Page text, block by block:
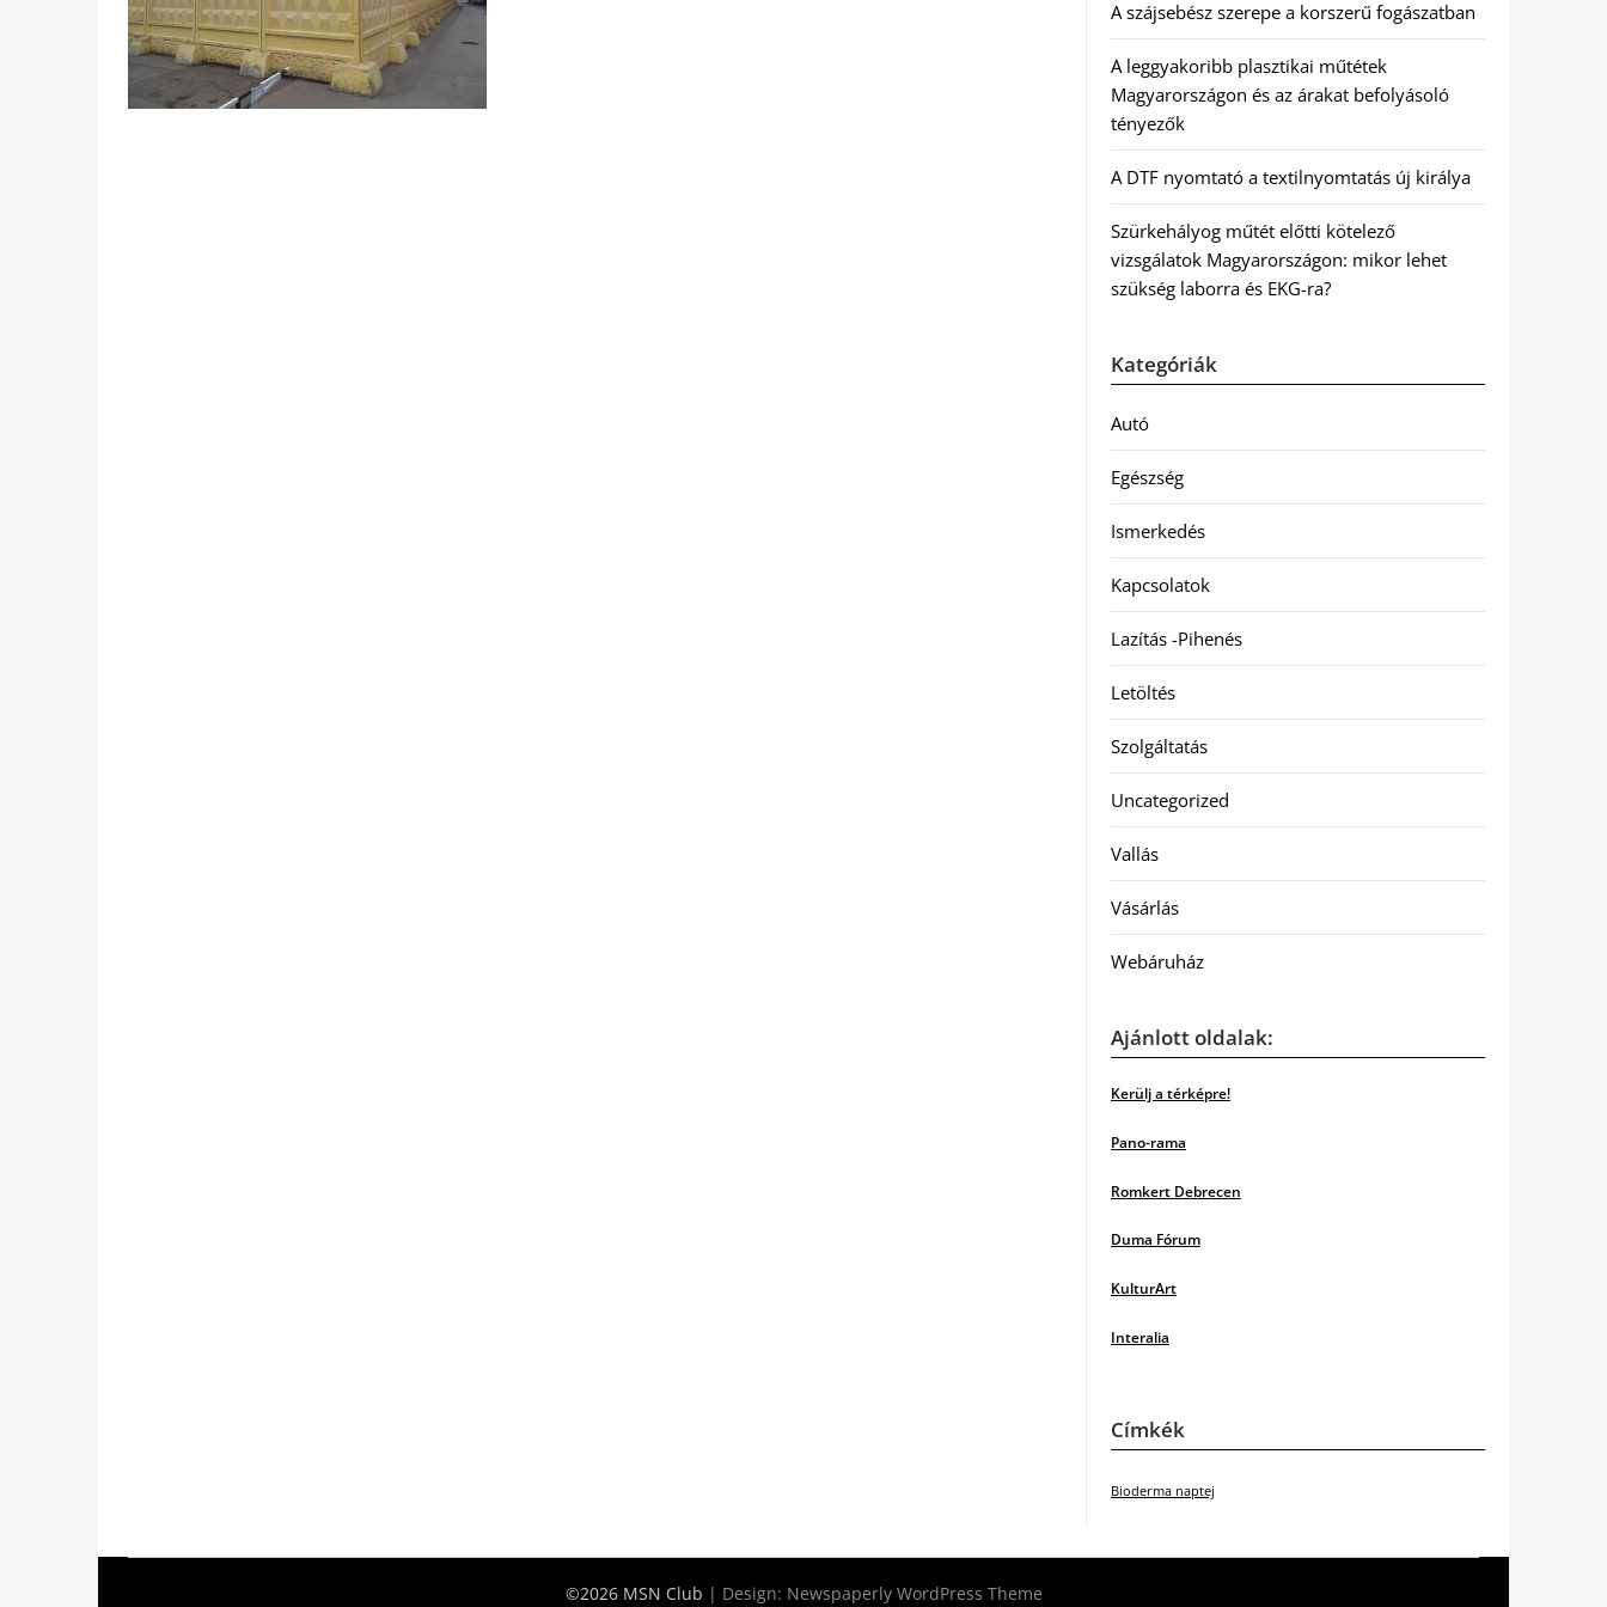
A szájsebész szerepe a korszerű fogászatban
A leggyakoribb plasztikai műtétek
Magyarországon és az árakat befolyásoló
tényezők
A DTF nyomtató a textilnyomtatás új királya
Szürkehályog műtét előtti kötelező
vizsgálatok Magyarországon: mikor lehet
szükség laborra és EKG-ra?
Kategóriák
Autó
Egészség
Ismerkedés
Kapcsolatok
Lazítás -Pihenés
Letöltés
Szolgáltatás
Uncategorized
Vallás
Vásárlás
Webáruház
Ajánlott oldalak:
Kerülj a térképre!
Pano-rama
Romkert Debrecen
Duma Fórum
KulturArt
Interalia
Címkék
Bioderma naptej
©2026 MSN Club | Design: Newspaperly WordPress Theme